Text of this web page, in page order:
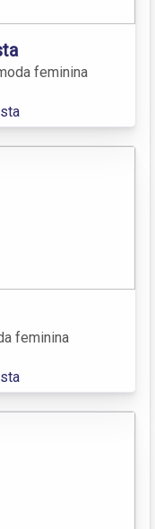
feminina
feminina